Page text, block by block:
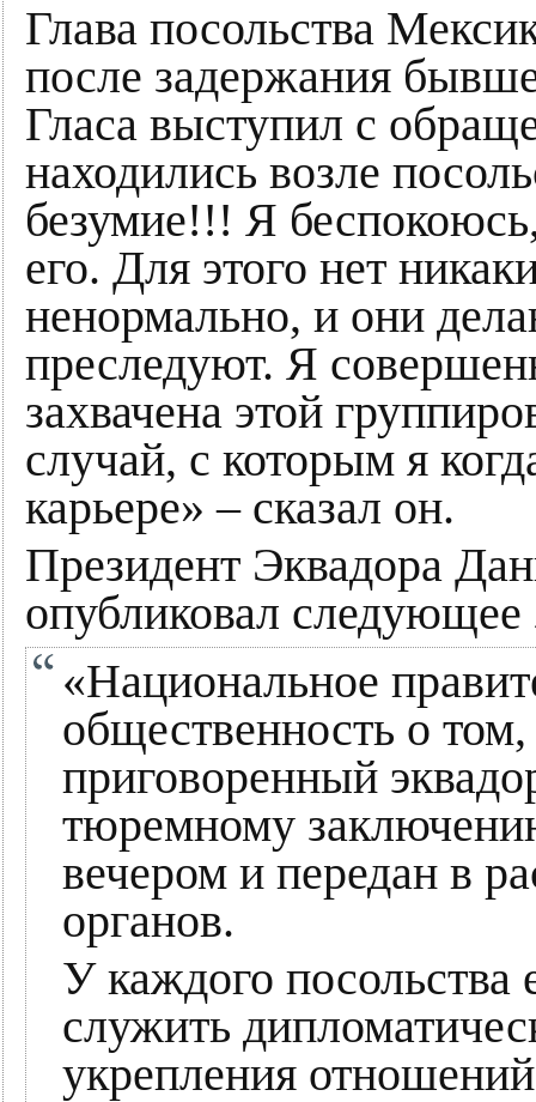
Глава посольства
после задержания
Гласа выступил с
находились возле
безумие!!! Я
его. Для этого нет
ненормально, и они
преследуют. Я
захвачена этой
случай, с которым я
карьере» – сказал он.
Президент Эквадора
опубликовал следующее
«Национальное
общественность о
приговоренный
тюремному
вечером и передан в
органов.
У каждого посольства
служить
укрепления